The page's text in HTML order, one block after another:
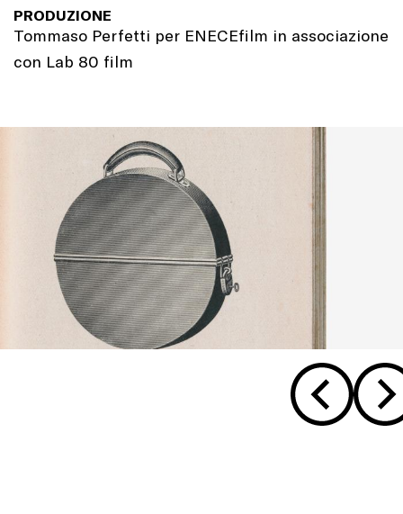
PRODUZIONE
Tommaso Perfetti per ENECEfilm in associazione
con Lab 80 film